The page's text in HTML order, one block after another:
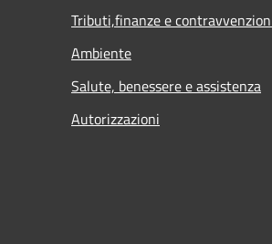
Tributi,finanze e
Ambiente
Salute, benessere e assistenza
Autorizzazioni